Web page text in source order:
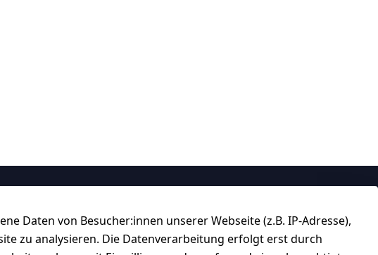
Daten von Besucher:innen unserer Webseite (z.B. IP-Adresse),
zu analysieren. Die Datenverarbeitung erfolgt erst durch
3, 06184
★★★★☆
Top-Verkäufer